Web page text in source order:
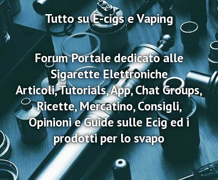
Tutto su E-cigs e Vaping
Forum Portale dedicato alle
Sigarette Elettroniche
Articoli, Tutorials, App, Chat Groups,
Ricette, Mercatino, Consigli,
Opinioni e Guide sulle Ecig ed i
prodotti per lo svapo